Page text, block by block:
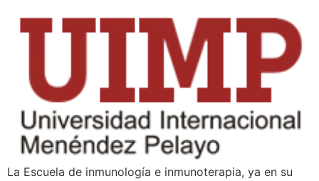
La Escuela de inmunología e inmunoterapia, ya en su